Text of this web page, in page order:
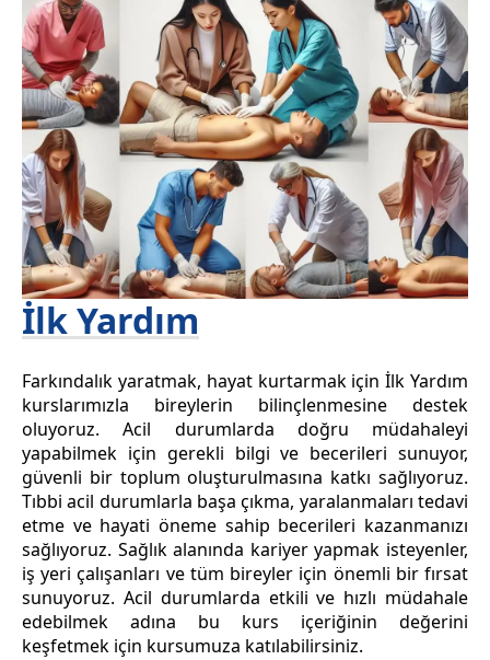
İlk Yardım
Farkındalık yaratmak, hayat kurtarmak için İlk Yardım
kurslarımızla bireylerin bilinçlenmesine destek
oluyoruz. Acil durumlarda doğru müdahaleyi
yapabilmek için gerekli bilgi ve becerileri sunuyor,
güvenli bir toplum oluşturulmasına katkı sağlıyoruz.
Tıbbi acil durumlarla başa çıkma, yaralanmaları tedavi
etme ve hayati öneme sahip becerileri kazanmanızı
sağlıyoruz. Sağlık alanında kariyer yapmak isteyenler,
iş yeri çalışanları ve tüm bireyler için önemli bir fırsat
sunuyoruz. Acil durumlarda etkili ve hızlı müdahale
edebilmek adına bu kurs içeriğinin değerini
keşfetmek için kursumuza katılabilirsiniz.